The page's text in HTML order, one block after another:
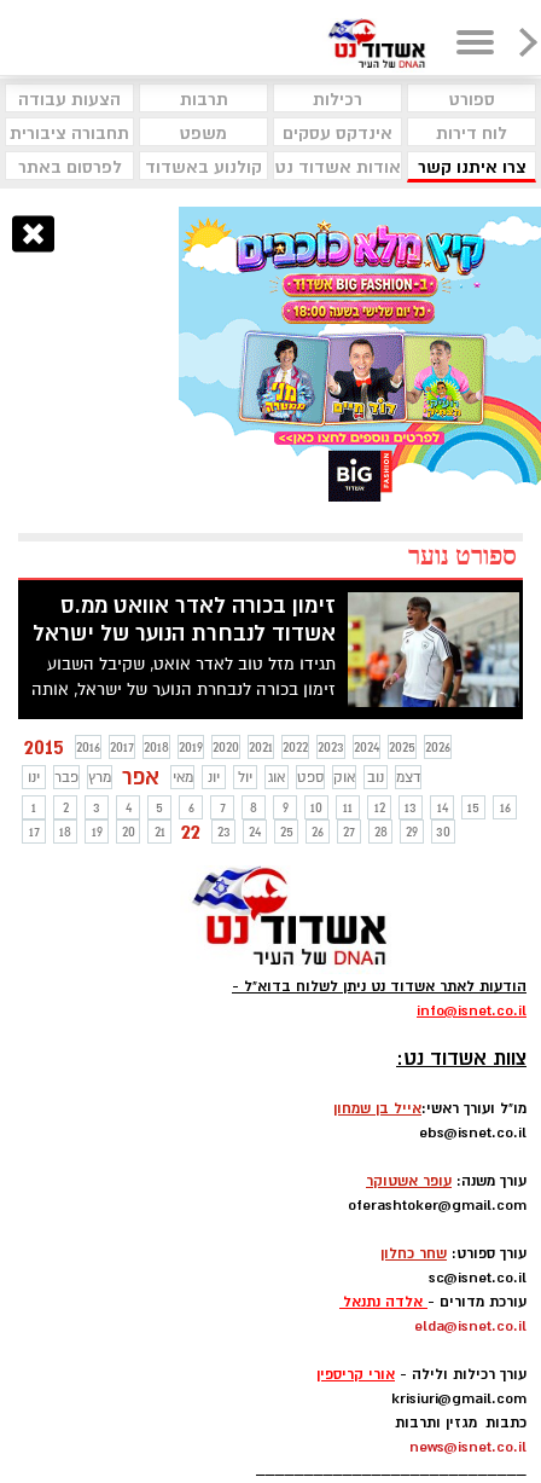
ספורט רכילות תרבות
הצעות עבודה
לוח דירות
אינדקס עסקים משפט
תחבורה ציבורית
צרו איתנו קשר
אודות אשדוד נט קולנוע באשדוד לפרסום באתר
ספורט נוער
זימון בכורה לאדר אוואט ממ.ס
אשדוד לנבחרת הנוער של ישראל
תגידו מזל טוב לאדר אואט, שקיבל השבוע
זימון בכורה לנבחרת הנוער של ישראל, אותה
מאמן, אלי אוחנה
2015 2016 2017 2018 2019 2020 2021 2022 2023 2024 2025
2026
ינו
פבר מרץ אפר מאי יונ יול אוג ספט אוק נוב
דצמ
1
2 3 4 5 6 7 8 9 10 11 12 13 14 15
16
17
18 19 20 21 22 23 24 25 26 27 28 29 30
הודעות לאתר אשדוד נט ניתן לשלוח בדוא"ל -
info@isnet.co.il
צוות אשדוד נט:
מו"ל ועורך ראשי:אייל בן שמחון
ebs@isnet.co.il
עורך משנה: עופר אשטוקר
oferashtoker@gmail.com
עורך ספורט: שחר כחלון
sc@isnet.co.il
עורכת מדורים - אלדה נתנאל
elda@isnet.co.il
עורך רכילות ולילה - אורי קריספין
krisiuri@gmail.com
כתבות מגזין ותרבות
news@isnet.co.il
____________________________